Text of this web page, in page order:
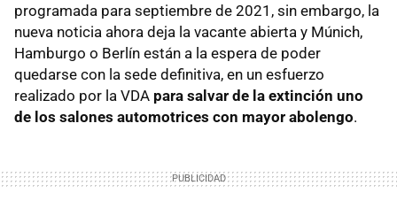
programada para septiembre de 2021, sin embargo, la
nueva noticia ahora deja la vacante abierta y Múnich,
Hamburgo o Berlín están a la espera de poder
quedarse con la sede definitiva, en un esfuerzo
realizado por la VDA para salvar de la extinción uno
de los salones automotrices con mayor abolengo.